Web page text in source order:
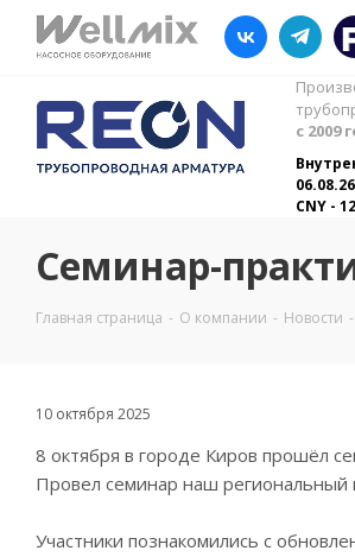
с 2009
06.08.26
CNY -
Семинар-
Главная страница - О компании - Новости -
10 октября 2025
8 октября в городе Киров прошёл
Провел семинар наш
Участники познакомились с